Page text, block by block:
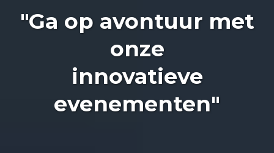
"Ga op avontuur met
onze
innovatieve
evenementen"